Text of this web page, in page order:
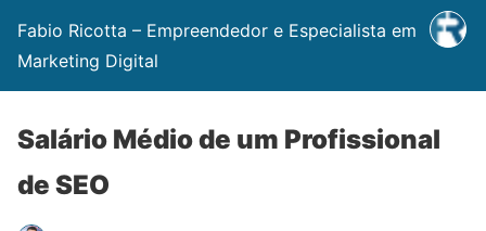
Fabio Ricotta – Empreendedor e Especialista em
Marketing Digital
Salário Médio de um Profissional
de SEO